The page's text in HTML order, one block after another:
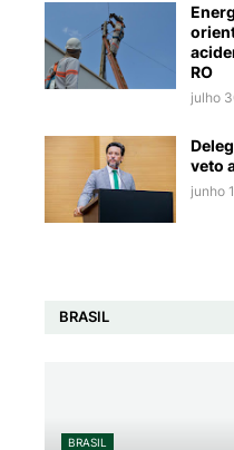
RO
julho
veto
junho
BRASIL
BRASIL